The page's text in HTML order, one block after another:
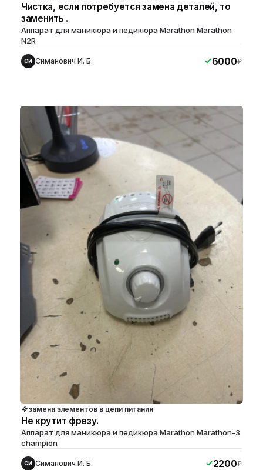
Чистка, если потребуется замена деталей, то
заменить .
Аппарат для маникюра и педикюра Marathon Marathon
N2R
СИ Симанович И. Б. 6000₽
замена элементов в цепи питания
Не крутит фрезу.
Аппарат для маникюра и педикюра Marathon Marathon-3
champion
СИ Симанович И. Б. 2200₽